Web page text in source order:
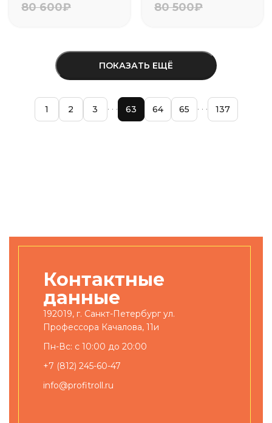
80 600₽ 80 500₽
ПОКАЗАТЬ ЕЩЁ
1 2 3 63 64 65 137
Контактные
данные
192019, г. Санкт-Петербург ул.
Профессора Качалова, 11и
Пн-Вс: с 10:00 до 20:00
+7 (812) 245-60-47
info@profitroll.ru